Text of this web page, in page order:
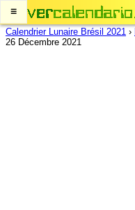
≡
Calendrier Lunaire Brésil 2021 ›
26 Décembre 2021